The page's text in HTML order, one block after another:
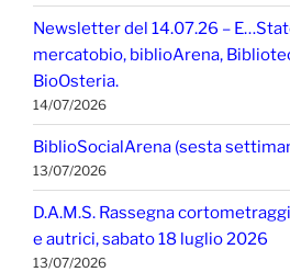
Newsletter del 14.07.26 –
mercatobio, biblioArena,
BioOsteria.
14/07/2026
BiblioSocialArena (sesta
13/07/2026
D.A.M.S. Rassegna
e autrici, sabato 18 luglio 2026
13/07/2026